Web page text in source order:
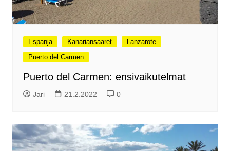
Espanja Kanariansaaret
Lanzarote
Puerto del Carmen
Puerto del Carmen: ensivaikutelmat
Jari 21.2.2022 0